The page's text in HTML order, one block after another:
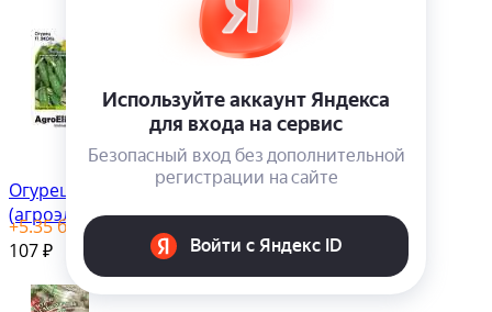
Огурец Эколь F1
(агроэлита) 5 шт
+5.35бонус(ов)
107 ₽